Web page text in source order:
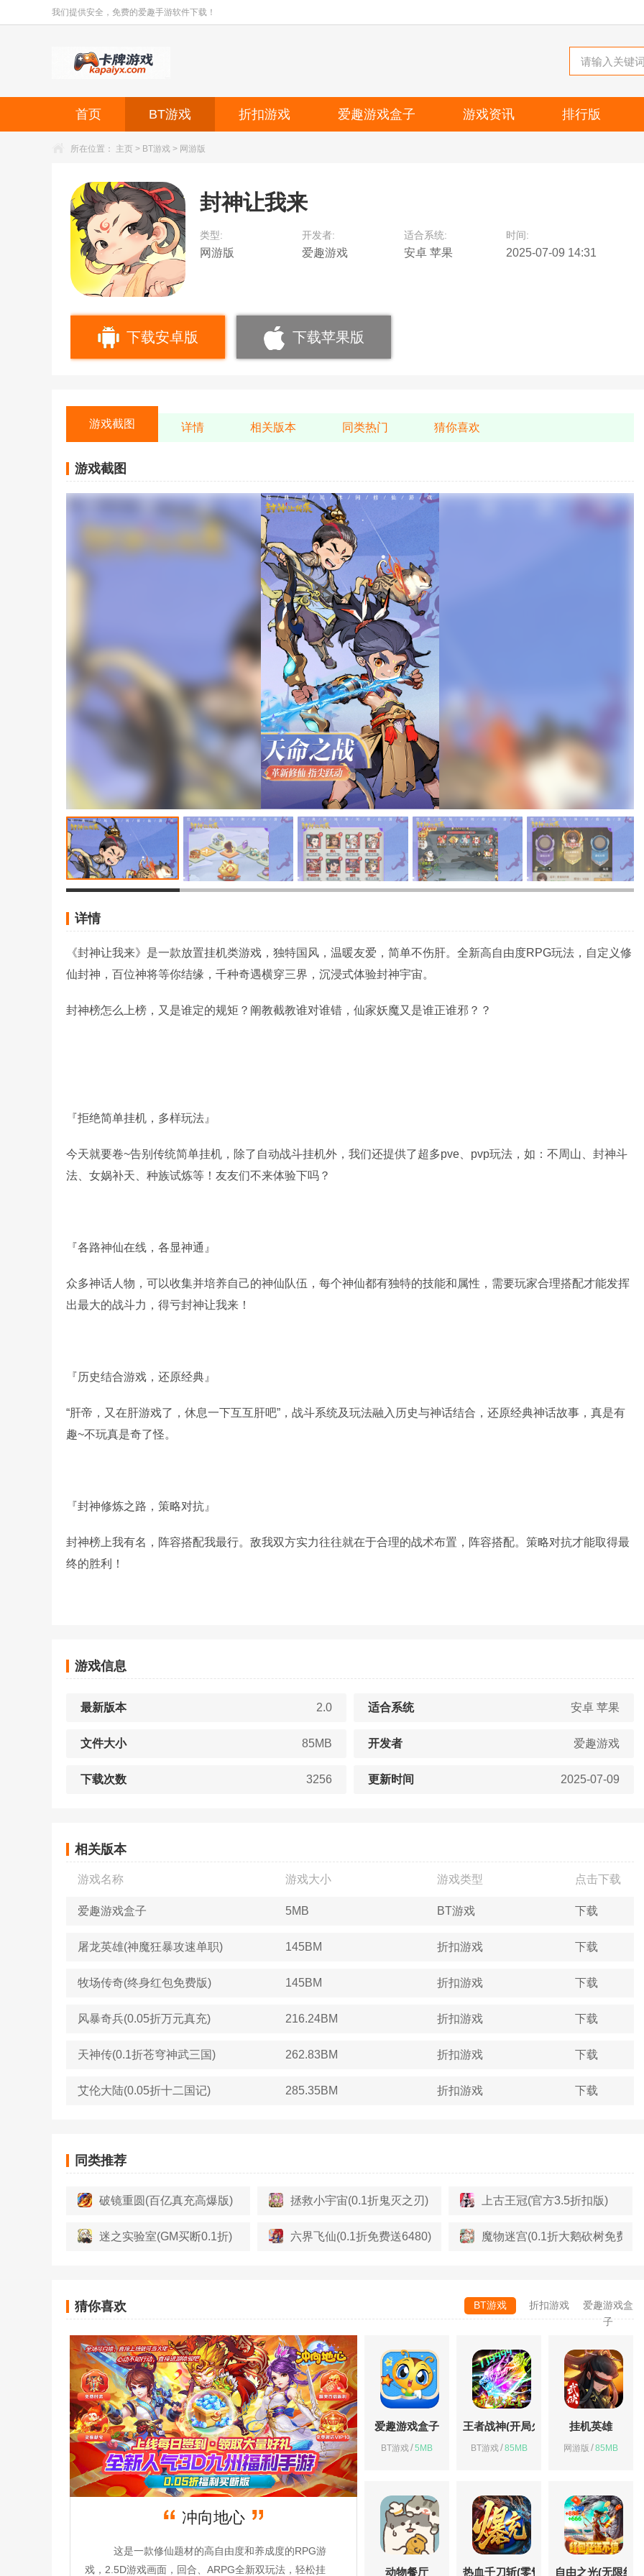
我们提供安全，免费的爱趣手游软件下载！
首页 BT游戏 折扣游戏 爱趣游戏盒子 游戏资讯 排行版
所在位置： 主页 > BT游戏 > 网游版
封神让我来
类型:
网游版
开发者:
爱趣游戏
适合系统:
安卓 苹果
时间:
2025-07-09 14:31
下载安卓版 下载苹果版
游戏截图 详情 相关版本 同类热门 猜你喜欢
游戏截图
详情
《封神让我来》是一款放置挂机类游戏，独特国风，温暖友爱，简单不伤肝。全新高自由度RPG玩法，自定义修
仙封神，百位神将等你结缘，千种奇遇横穿三界，沉浸式体验封神宇宙。
封神榜怎么上榜，又是谁定的规矩？阐教截教谁对谁错，仙家妖魔又是谁正谁邪？？
『拒绝简单挂机，多样玩法』
今天就要卷~告别传统简单挂机，除了自动战斗挂机外，我们还提供了超多pve、pvp玩法，如：不周山、封神斗
法、女娲补天、种族试炼等！友友们不来体验下吗？
『各路神仙在线，各显神通』
众多神话人物，可以收集并培养自己的神仙队伍，每个神仙都有独特的技能和属性，需要玩家合理搭配才能发挥
出最大的战斗力，得亏封神让我来！
『历史结合游戏，还原经典』
“肝帝，又在肝游戏了，休息一下互互肝吧”，战斗系统及玩法融入历史与神话结合，还原经典神话故事，真是有
趣~不玩真是奇了怪。
『封神修炼之路，策略对抗』
封神榜上我有名，阵容搭配我最行。敌我双方实力往往就在于合理的战术布置，阵容搭配。策略对抗才能取得最
终的胜利！
游戏信息
最新版本 2.0 适合系统 安卓 苹果
文件大小 85MB 开发者 爱趣游戏
下载次数 3256 更新时间 2025-07-09
相关版本
游戏名称 游戏大小 游戏类型 点击下载
爱趣游戏盒子 5MB BT游戏 下载
屠龙英雄(神魔狂暴攻速单职) 145BM 折扣游戏 下载
牧场传奇(终身红包免费版) 145BM 折扣游戏 下载
风暴奇兵(0.05折万元真充) 216.24BM 折扣游戏 下载
天神传(0.1折苍穹神武三国) 262.83BM 折扣游戏 下载
艾伦大陆(0.05折十二国记) 285.35BM 折扣游戏 下载
同类推荐
破镜重圆(百亿真充高爆版) 拯救小宇宙(0.1折鬼灭之刃) 上古王冠(官方3.5折扣版)
迷之实验室(GM买断0.1折) 六界飞仙(0.1折免费送6480) 魔物迷宫(0.1折大鹅砍树免费版)
猜你喜欢 BT游戏 折扣游戏
爱趣游戏盒
子
冲向地心
这是一款修仙题材的高自由度和养成度的RPG游
戏，2.5D游戏画面，回合、ARPG全新双玩法，轻松挂
爱趣游戏盒子
BT游戏/5MB
王者战神(开局火龙套)
BT游戏/85MB
挂机英雄
网游版 /85MB
动物餐厅 热血千刀斩(零氪送赞爆充)自由之光(无限红